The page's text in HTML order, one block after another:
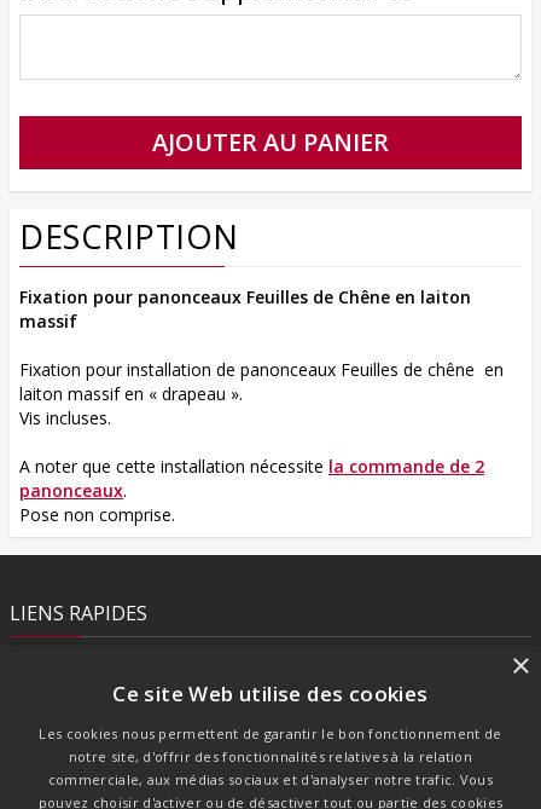
DESCRIPTION
Fixation pour panonceaux Feuilles de Chêne en laiton
massif
Fixation pour installation de panonceaux Feuilles de chêne en
laiton massif en « drapeau ».
Vis incluses.
A noter que cette installation nécessite la commande de 2
panonceaux.
Pose non comprise.
LIENS RAPIDES
Mentions légales
Confidentialité
Ce site Web utilise des cookies
Les cookies nous permettent de garantir le bon fonctionnement de
notre site, d'offrir des fonctionnalités relatives à la relation
commerciale, aux médias sociaux et d'analyser notre trafic. Vous
pouvez choisir d'activer ou de désactiver tout ou partie des cookies
×